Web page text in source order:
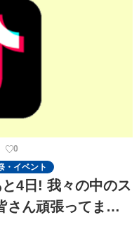
0
・イベント
4日! 我々の中のス
さん頑張ってます